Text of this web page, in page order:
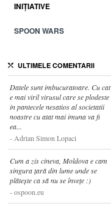
INIȚIATIVE
SPOON WARS
ULTIMELE COMENTARII
Datele sunt imbucuratoare. Cu cat
e mai viril virusul care se plodeste
in pantecele nesatios al societatii
noastre cu atat mai imuna va fi
ea...
Adrian Simon Lopaci
Cum a zis cineva, Moldova e cam
singura țară din lume unde se
plătește ca să nu se învețe :)
ospoon.eu